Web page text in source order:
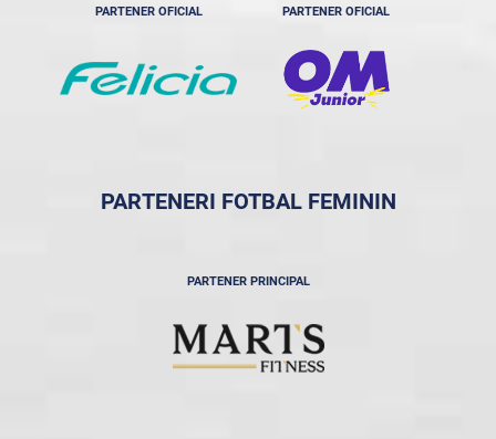
PARTENER OFICIAL PARTENER OFICIAL
PARTENERI FOTBAL FEMININ
PARTENER PRINCIPAL